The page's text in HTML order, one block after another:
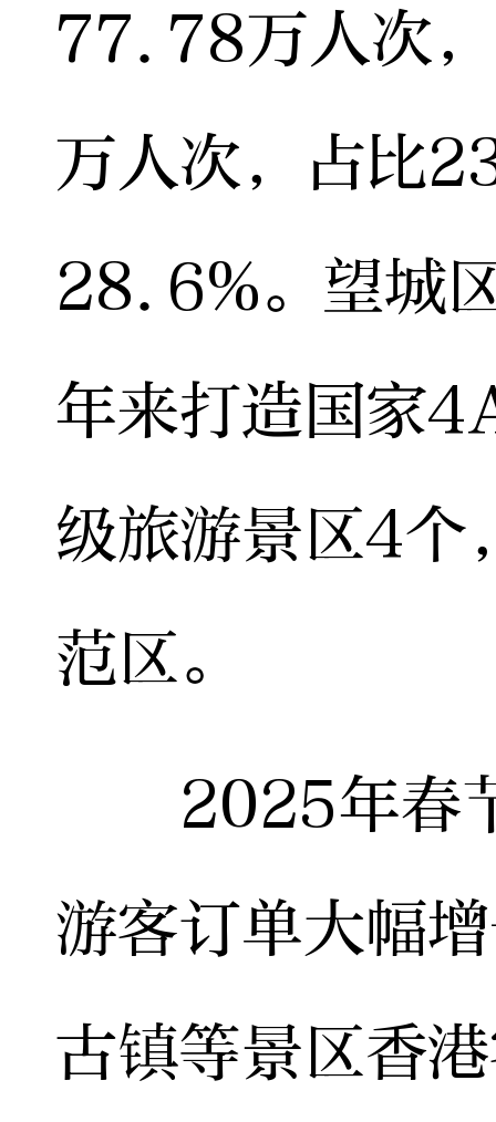
77.78万人次
万人次，占比
28.6%。望城
年来打造国家
级旅游景区4个
范区。
2025年春节
游客订单大幅
古镇等景区香